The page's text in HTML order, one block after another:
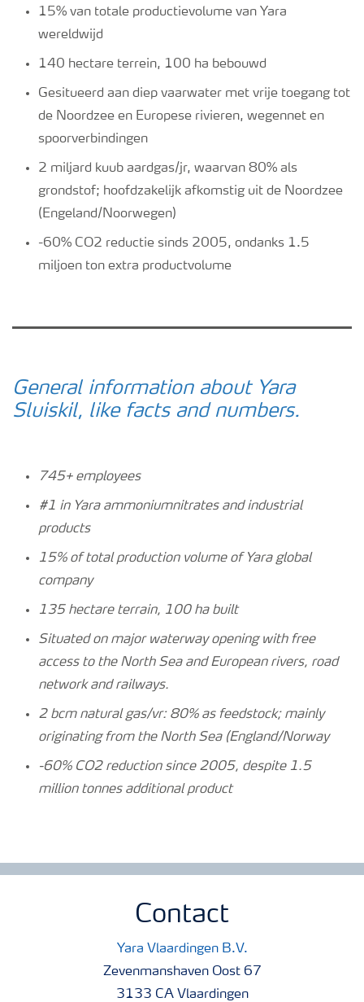
15% van totale productievolume van Yara
wereldwijd
140 hectare terrein, 100 ha bebouwd
Gesitueerd aan diep vaarwater met vrije toegang tot
de Noordzee en Europese rivieren, wegennet en
spoorverbindingen
2 miljard kuub aardgas/jr, waarvan 80% als
grondstof; hoofdzakelijk afkomstig uit de Noordzee
(Engeland/Noorwegen)
-60% CO2 reductie sinds 2005, ondanks 1.5
miljoen ton extra productvolume
General information about Yara
Sluiskil, like facts and numbers.
745+ employees
#1 in Yara ammoniumnitrates and industrial
products
15% of total production volume of Yara global
company
135 hectare terrain, 100 ha built
Situated on major waterway opening with free
access to the North Sea and European rivers, road
network and railways.
2 bcm natural gas/vr: 80% as feedstock; mainly
originating from the North Sea (England/Norway
-60% CO2 reduction since 2005, despite 1.5
million tonnes additional product
Contact
Yara Vlaardingen B.V.
Zevenmanshaven Oost 67
3133 CA Vlaardingen